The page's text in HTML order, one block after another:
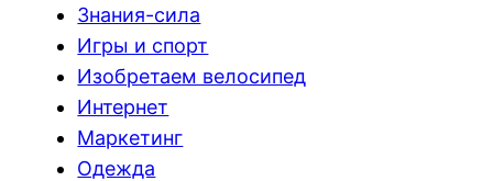
Знания-сила
Игры и спорт
Изобретаем велосипед
Интернет
Маркетинг
Одежда